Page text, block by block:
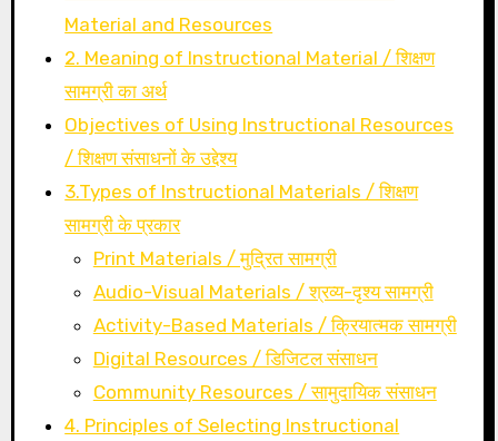
Material and Resources
2. Meaning of Instructional Material / शिक्षण
सामग्री का अर्थ
Objectives of Using Instructional Resources
/ शिक्षण संसाधनों के उद्देश्य
3.Types of Instructional Materials / शिक्षण
सामग्री के प्रकार
Print Materials / मुद्रित सामग्री
Audio-Visual Materials / श्रव्य-दृश्य सामग्री
Activity-Based Materials / क्रियात्मक सामग्री
Digital Resources / डिजिटल संसाधन
Community Resources / सामुदायिक संसाधन
4. Principles of Selecting Instructional